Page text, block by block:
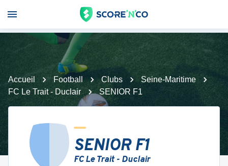
Accueil Football Clubs
Seine-Maritime
FC Le Trait - Duclair
SENIOR F1
SENIOR F1
FC Le Trait - Duclair